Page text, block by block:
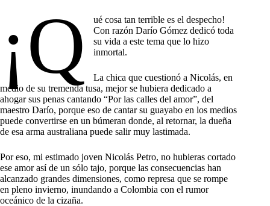
¡Q
ué cosa tan terrible es el despecho!
Con razón Darío Gómez dedicó toda
su vida a este tema que lo hizo
inmortal.
La chica que cuestionó a Nicolás, en
medio de su tremenda tusa, mejor se hubiera dedicado a
ahogar sus penas cantando “Por las calles del amor”, del
maestro Darío, porque eso de cantar su guayabo en los medios
puede convertirse en un búmeran donde, al retornar, la dueña
de esa arma australiana puede salir muy lastimada.
Por eso, mi estimado joven Nicolás Petro, no hubieras cortado
ese amor así de un sólo tajo, porque las consecuencias han
alcanzado grandes dimensiones, como represa que se rompe
en pleno invierno, inundando a Colombia con el rumor
oceánico de la cizaña.